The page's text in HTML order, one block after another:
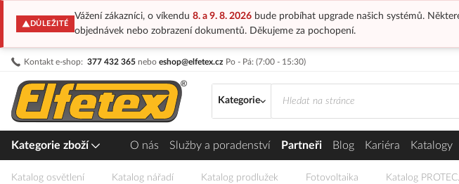
DŮLEŽITÉ
Vážení zákazníci, o víkendu 8. a 9. 8. 2026bude probíhat upgrade našich systémů.
objednávek nebo zobrazení dokumentů. Děkujeme za pochopení.
Kontakt e-shop: 377 432 365 nebo eshop@elfetex.cz Po - Pá: (7:00 - 15:30)
Přejít
obsah
Kategorie
Kategorie zboží O nás Služby a poradenství Partneři Blog Kariéra Katalogy
Katalog osvětlení Katalog nářadí Katalog prodlužek Fotovoltaika Katalog